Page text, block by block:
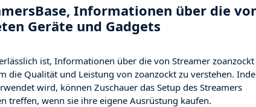
Informationen über die
Geräte und Gadgets
ist, Informationen über die von Streamer zoanzockt
die Qualität und Leistung von zoanzockt zu verstehen.
wird, können Zuschauer das Setup des Streamers
treffen, wenn sie ihre eigene Ausrüstung kaufen.